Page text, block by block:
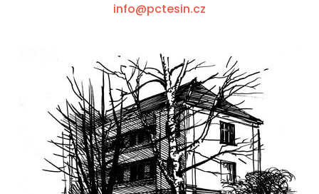
info@pctesin.cz